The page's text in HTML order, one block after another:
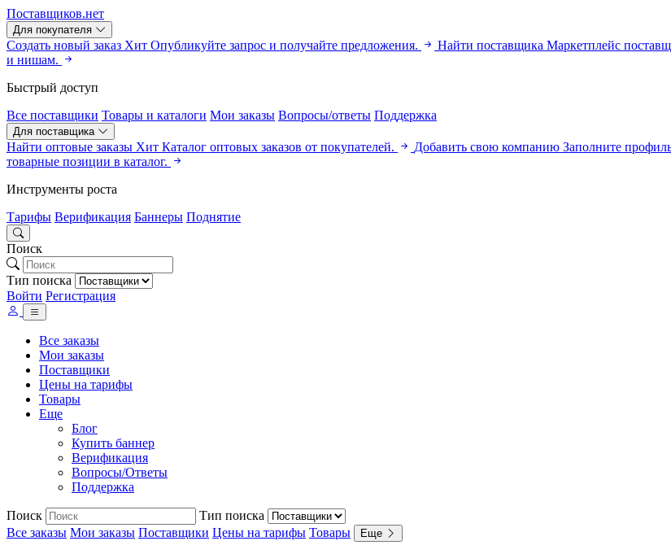
Поставщиков.нет
Для покупателя
Создать новый заказ Хит Опубликуйте запрос и получайте предложения. Найти поставщика Маркетплейс
и нишам.
Быстрый доступ
Все поставщики Товары и каталоги Мои заказы Вопросы/ответы Поддержка
Для поставщика
Найти оптовые заказы Хит Каталог оптовых заказов от покупателей. Добавить свою компанию Заполните
товарные позиции в каталог.
Инструменты роста
Тарифы Верификация Баннеры Поднятие
Поиск
Тип поиска
Войти Регистрация
Все заказы
Мои заказы
Поставщики
Цены на тарифы
Товары
Еще
Блог
Купить баннер
Верификация
Вопросы/Ответы
Поддержка
Поиск
Тип поиска
Все заказы Мои заказы Поставщики Цены на тарифы Товары Еще